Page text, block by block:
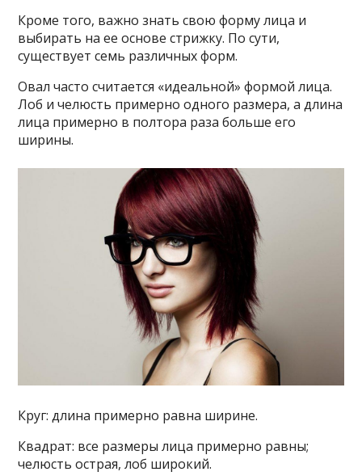
Кроме того, важно знать свою форму лица и
выбирать на ее основе стрижку. По сути,
существует семь различных форм.
Овал часто считается «идеальной» формой лица.
Лоб и челюсть примерно одного размера, а длина
лица примерно в полтора раза больше его
ширины.
Круг: длина примерно равна ширине.
Квадрат: все размеры лица примерно равны;
челюсть острая, лоб широкий.